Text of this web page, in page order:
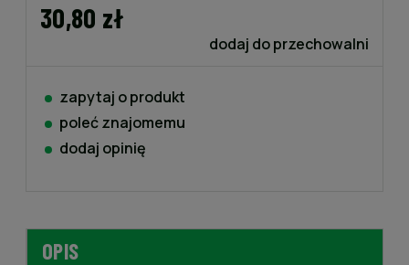
30,80 zł
dodaj do przechowalni
zapytaj o produkt
poleć znajomemu
dodaj opinię
OPIS